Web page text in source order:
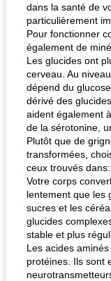
dans la santé de
particulièrement
Pour fonctionner
également de
Les glucides ont
cerveau. Au
dépend du
dérivé des
aident également
de la sérotonine,
Plutôt que de
transformées,
ceux trouvés dans:
Votre corps
lentement que les
sucres et les
glucides
stable et plus
Les acides
protéines. Ils sont